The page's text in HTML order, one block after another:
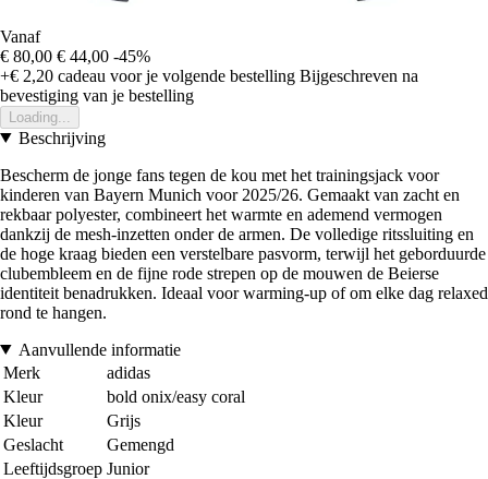
Vanaf
€ 80,00 € 44,00 -45%
+€ 2,20 cadeau voor je volgende bestelling Bijgeschreven na
bevestiging van je bestelling
Loading...
Beschrijving
Bescherm de jonge fans tegen de kou met het trainingsjack voor
kinderen van Bayern Munich voor 2025/26. Gemaakt van zacht en
rekbaar polyester, combineert het warmte en ademend vermogen
dankzij de mesh-inzetten onder de armen. De volledige ritssluiting en
de hoge kraag bieden een verstelbare pasvorm, terwijl het geborduurde
clubembleem en de fijne rode strepen op de mouwen de Beierse
identiteit benadrukken. Ideaal voor warming-up of om elke dag relaxed
rond te hangen.
Aanvullende informatie
Merk
adidas
Kleur
bold onix/easy coral
Kleur
Grijs
Geslacht
Gemengd
Leeftijdsgroep Junior